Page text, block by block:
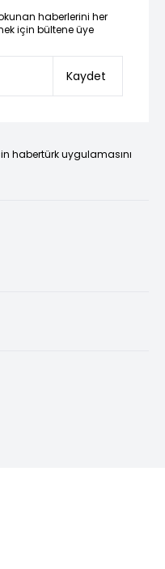
haberlerini her
için bültene üye
Kaydet
habertürk uygulamasını